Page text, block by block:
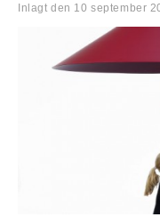
Inlagt den 10 september